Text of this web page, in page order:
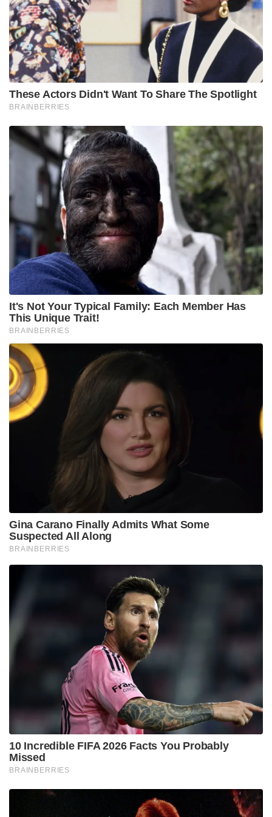
നിലവിലെ സ്ഥിതിയിൽ കൗമാരക്കാരിൽ പോലും
വിളർച്ച വ്യാപകമായിരിക്കുകയാണ്. കൂടാതെ
രാജ്യത്തെ ഗർഭിണികളിൽ ഭൂരിഭാഗം പേരും വിളർച്ച
നേരിടുന്നുണ്ടെന്നും റിപ്പോർട്ട് വ്യക്തമാക്കുന്നു. ഇന്ത്യൻ
സ്ത്രീകളിൽ ഇരുമ്പ് അടങ്ങിയ ഭക്ഷണക്രമം
കുറഞ്ഞുവരുന്നതാണ് ഈ പ്രശ്നം വഷളാക്കുന്നത്
എന്നും പഠനങ്ങൾ വ്യക്തമാക്കുന്നു. ഇലക്കറികൾ
ഭക്ഷണങ്ങൾ സ്ത്രീകളിൽ ഭൂരിഭാഗവും
ഒഴിവാക്കുന്നതാണ് ഈ പ്രശ്നത്തിന്റെ പ്രധാന
കാരണം.
പച്ച ഇലക്കറികൾ, പഴങ്ങൾ, പ്രോട്ടീൻ സമ്പുഷ്ടമായ
ഭക്ഷണങ്ങൾ എന്നിവയുടെ കുറവ് വിറ്റാമിൻ ബി 12
ന്റെയും ഫോളിക് ആസിഡിന്റെയും കുറവിന്
കാരണമാകുന്നു. സ്ത്രീകളിലെ വിളർച്ചയ്ക്ക് പിന്നിലെ
പ്രധാന കാരണവും ഇതുതന്നെയാണ്. ജങ്ക് ഫുഡും
സംസ്കരിച്ച ഭക്ഷണവും അമിതമായി കഴിക്കുന്നതും
ചായ, കാപ്പി എന്നിവയുടെ അമിത ഉപയോഗവും
വിളർച്ചയിലേക്ക് നയിക്കുന്ന ഘടകങ്ങളാണ്.
ആർത്തവ സമയത്ത് അമിതമായി രക്തസ്രാവം
ഉണ്ടാകുന്ന സ്ത്രീകൾക്ക് ഹീമോഗ്ലോബിന്റെ അളവ്
വളരെയധികം കുറയുകയും അമിതമായ രീതിയിൽ
വിളർച്ച പ്രശ്നങ്ങൾ ഉണ്ടാവുകയും ചെയ്യുന്നതാണ്.
വിളർച്ച തടയാൻ, ശരിയായ ഭക്ഷണക്രമം
പാലിക്കേണ്ടത് ഏറ്റവും പ്രധാനമാണ്. ഇതിനായി
ഇരുമ്പ് അടങ്ങിയ ഭക്ഷണങ്ങൾ കൂടുതലായി
പച്ച ഇലക്കറികൾ, ബീറ്റ്റൂട്ട്, മാതളനാരങ്ങ, ആപ്പിൾ,
ശർക്കര, ഉണങ്ങിയ പഴങ്ങൾ എന്നിവ കഴിക്കുന്നത്
വിളർച്ചയെ തടയും. കൂടാതെ ശരീരത്തിൽ എത്തുന്ന
ഇരുമ്പിനെ ശരിയായി ആഗിരണം ചെയ്യാൻ വിറ്റാമിൻ
സിയും ആവശ്യമാണ്. ഇതിനായി നാരങ്ങ, ഓറഞ്ച്,
നെല്ലിക്ക എന്നിങ്ങനെയുള്ളവ ഭക്ഷണത്തിൽ
ഉൾപ്പെടുത്താനും ശ്രദ്ധിക്കേണ്ടതാണ്.